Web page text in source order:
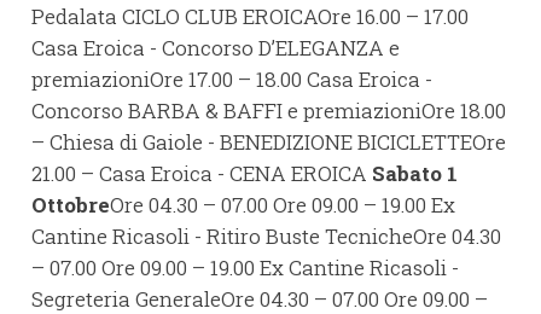
Pedalata CICLO CLUB EROICAOre 16.00 – 17.00
Casa Eroica - Concorso D’ELEGANZA e
premiazioniOre 17.00 – 18.00 Casa Eroica -
Concorso BARBA & BAFFI e premiazioniOre 18.00
– Chiesa di Gaiole - BENEDIZIONE BICICLETTEOre
21.00 – Casa Eroica - CENA EROICA Sabato 1
OttobreOre 04.30 – 07.00 Ore 09.00 – 19.00 Ex
Cantine Ricasoli - Ritiro Buste TecnicheOre 04.30
– 07.00 Ore 09.00 – 19.00 Ex Cantine Ricasoli -
Segreteria GeneraleOre 04.30 – 07.00 Ore 09.00 –